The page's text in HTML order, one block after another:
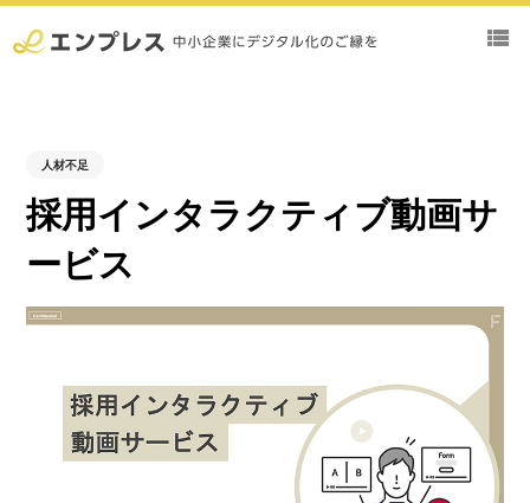
view_list
人材不足
採用インタラクティブ動画サ
ービス